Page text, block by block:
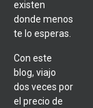
existen
donde menos
te lo esperas.
Con este
blog, viajo
dos veces por
el precio de